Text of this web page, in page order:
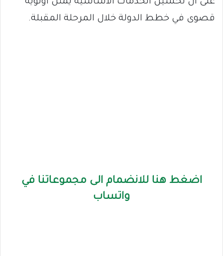
قصوى في خطط الدولة خلال المرحلة المقبلة.
اضغط هنا للانضمام الى مجموعاتنا في
واتساب